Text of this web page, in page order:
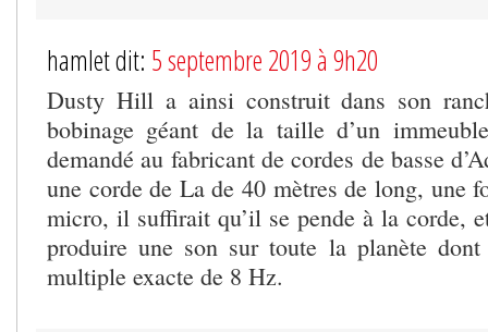
hamlet dit: 5 septembre 2019 à 9h20
Dusty Hill a ainsi construit dans son
bobinage géant de la taille d’un
demandé au fabricant de cordes de basse
une corde de La de 40 mètres de long, une
micro, il suffirait qu’il se pende à la corde,
produire une son sur toute la planète
multiple exacte de 8 Hz.